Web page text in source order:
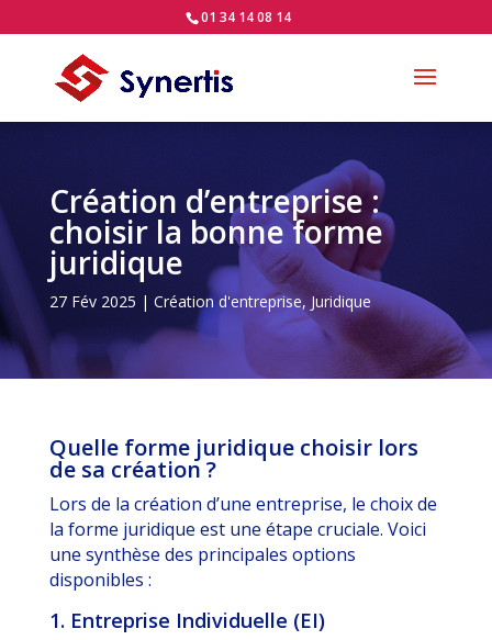
01 34 14 08 14
Création d’entreprise :
choisir la bonne forme
juridique
27 Fév 2025 | Création d'entreprise,Juridique
Quelle forme juridique choisir lors
de sa création ?
Lors de la création d’une entreprise, le choix de
la forme juridique est une étape cruciale. Voici
une synthèse des principales options
disponibles :
1. Entreprise Individuelle (EI)